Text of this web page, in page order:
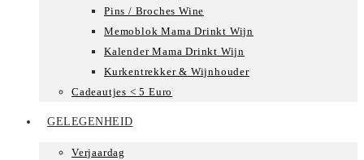
Pins / Broches Wine
Memoblok Mama Drinkt Wijn
Kalender Mama Drinkt Wijn
Kurkentrekker & Wijnhouder
Cadeautjes < 5 Euro
GELEGENHEID
Verjaardag